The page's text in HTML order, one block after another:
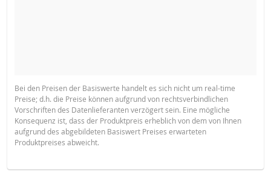
Bei den Preisen der Basiswerte handelt es sich nicht um real-time
Preise; d.h. die Preise können aufgrund von rechtsverbindlichen
Vorschriften des Datenlieferanten verzögert sein. Eine mögliche
Konsequenz ist, dass der Produktpreis erheblich von dem von Ihnen
aufgrund des abgebildeten Basiswert Preises erwarteten
Produktpreises abweicht.